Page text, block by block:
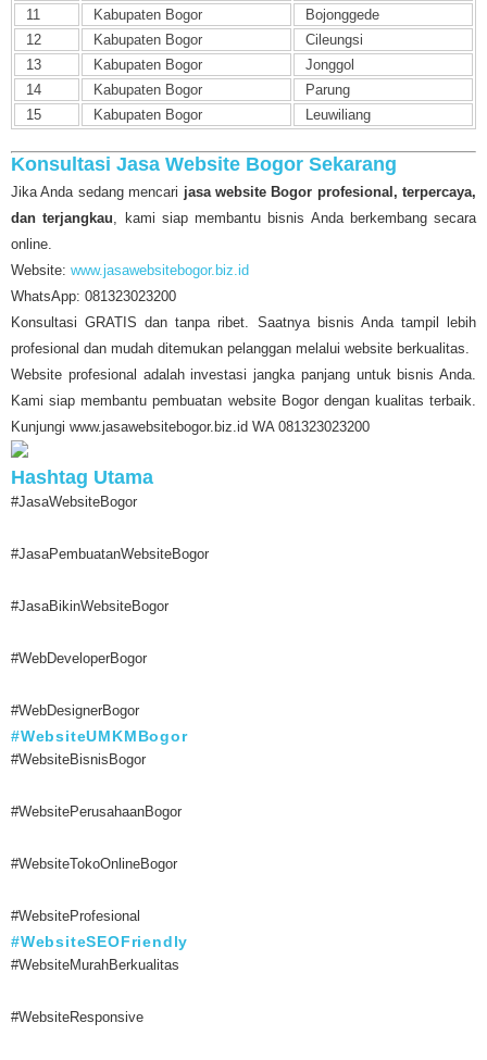
11
Kabupaten Bogor
Bojonggede
12
Kabupaten Bogor
Cileungsi
13
Kabupaten Bogor
Jonggol
14
Kabupaten Bogor
Parung
15
Kabupaten Bogor Leuwiliang
Konsultasi Jasa Website Bogor Sekarang
Jika Anda sedang mencari jasa website Bogor profesional, terpercaya,
dan terjangkau, kami siap membantu bisnis Anda berkembang secara
online.
Website: www.jasawebsitebogor.biz.id
WhatsApp: 081323023200
Konsultasi GRATIS dan tanpa ribet. Saatnya bisnis Anda tampil lebih
profesional dan mudah ditemukan pelanggan melalui website berkualitas.
Website profesional adalah investasi jangka panjang untuk bisnis Anda.
Kami siap membantu pembuatan website Bogor dengan kualitas terbaik.
Kunjungi www.jasawebsitebogor.biz.id WA 081323023200
Hashtag Utama
#JasaWebsiteBogor
#JasaPembuatanWebsiteBogor
#JasaBikinWebsiteBogor
#WebDeveloperBogor
#WebDesignerBogor
#WebsiteUMKMBogor
#WebsiteBisnisBogor
#WebsitePerusahaanBogor
#WebsiteTokoOnlineBogor
#WebsiteProfesional
#WebsiteSEOFriendly
#WebsiteMurahBerkualitas
#WebsiteResponsive